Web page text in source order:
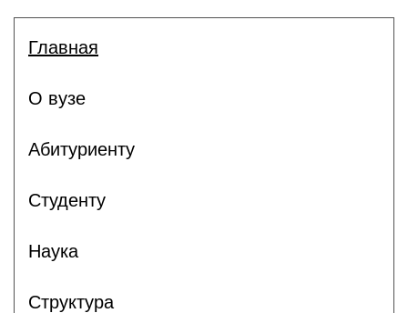
Главная
О вузе
Абитуриенту
Студенту
Наука
Структура